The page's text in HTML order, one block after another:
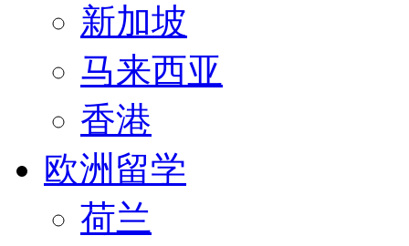
新加坡
马来西亚
香港
欧洲留学
荷兰